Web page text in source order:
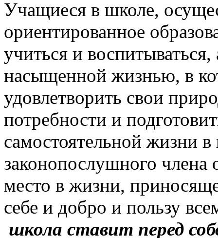
Учащиеся в школе,
ориентированное
учиться и
насыщенной жизнью, в
удовлетворить свои
потребности и
самостоятельной жизни в
законопослушного члена
место в жизни,
себе и добро и пользу
школа ставит перед